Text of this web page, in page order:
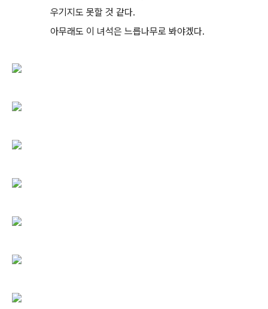
우기지도 못할 것 같다.
아무래도 이 녀석은 느릅나무로 봐야겠다.